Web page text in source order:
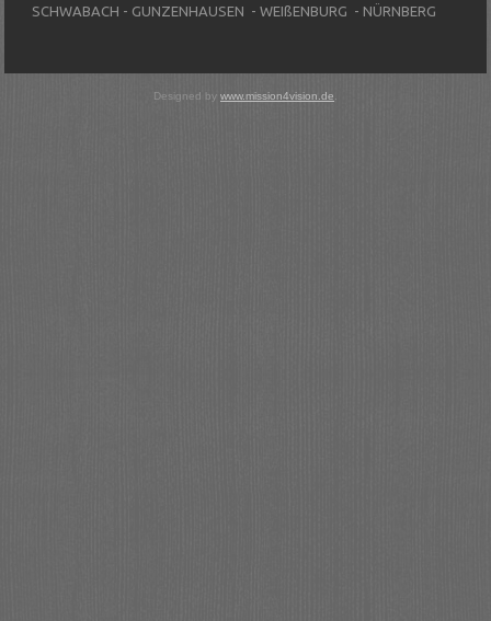
SCHWABACH - GUNZENHAUSEN - WEIßENBURG - NÜRNBERG
Designed by www.mission4vision.de.